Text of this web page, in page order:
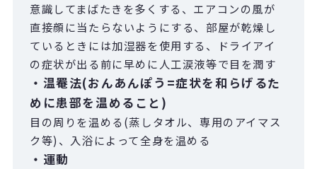
意識してまばたきを多くする、エアコンの風が
直接顔に当たらないようにする、部屋が乾燥し
ているときには加湿器を使用する、ドライアイ
の症状が出る前に早めに人工涙液等で目を潤す
・温罨法(おんあんぽう=症状を和らげるた
めに患部を温めること)
目の周りを温める(蒸しタオル、専用のアイマス
ク等)、入浴によって全身を温める
・運動